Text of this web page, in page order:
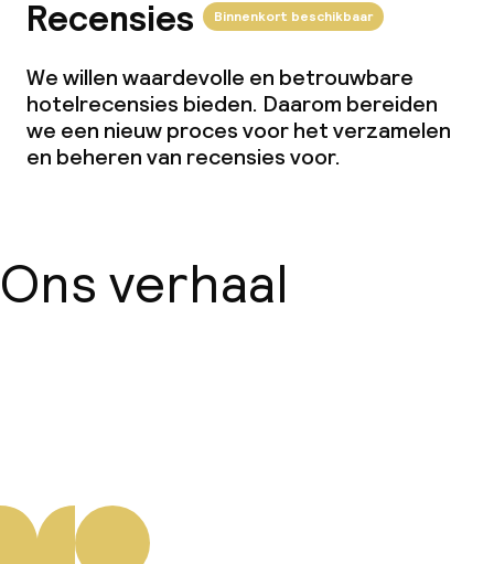
Recensies Binnenkort beschikbaar
We willen waardevolle en betrouwbare
hotelrecensies bieden. Daarom bereiden
we een nieuw proces voor het verzamelen
en beheren van recensies voor.
Ons verhaal